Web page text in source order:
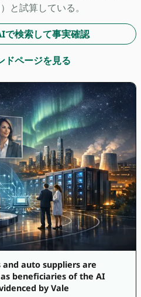
と試算している。
検索して事実確認
ドページを見る
auto suppliers are
beneficiaries of the AI
by Vale